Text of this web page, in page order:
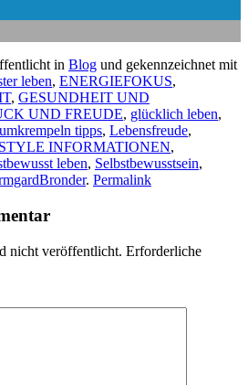
in Blog und gekennzeichnet mit
leben, ENERGIEFOKUS,
, GESUNDHEIT UND
UND FREUDE, glücklich leben,
tipps, Lebensfreude,
INFORMATIONEN,
leben, Selbstbewusstsein,
. Permalink
nicht veröffentlicht. Erforderliche